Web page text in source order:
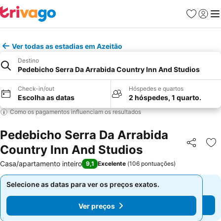
Favoritos
Iniciar
Ver todas as estadias em Azeitão
Destino
Pedebicho Serra Da Arrabida Country Inn And Studios
Check-in/out
Escolha as datas
Hóspedes e quartos
2 hóspedes, 1 quarto.
Como os pagamentos influenciam os resultados
Pedebicho Serra Da Arrabida
Country Inn And Studios
Partilhar
Casa/apartamento inteiro 9,1 Excelente (106 pontuações)
Selecione as datas para ver os preços exatos.
Ver preços
Selecione as datas para ver os preços exatos.
Ver preços